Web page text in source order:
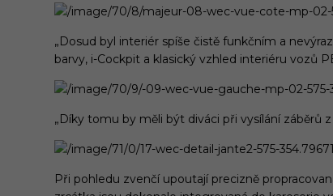
„Dosud byl interiér spíše čistě funkčním a
barvy, i-Cockpit a klasický vzhled interiéru vozů
„Díky tomu by měli být diváci při vysílání záběrů
Při pohledu zvenčí upoutají precizně